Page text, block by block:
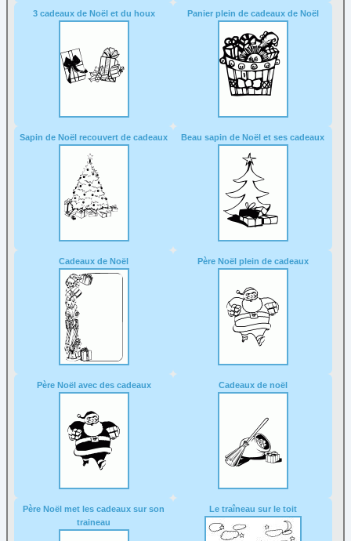
3 cadeaux de Noël et du houx Panier plein de cadeaux de Noël
Sapin de Noël recouvert de cadeaux Beau sapin de Noël et ses cadeaux
Cadeaux de Noël Père Noël plein de cadeaux
Père Noël avec des cadeaux Cadeaux de noël
Père Noël met les cadeaux sur son
traineau
Le traîneau sur le toit